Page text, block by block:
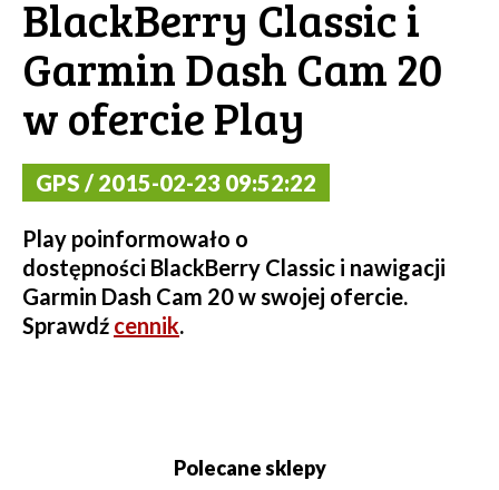
BlackBerry Classic i
Garmin Dash Cam 20
w ofercie Play
GPS / 2015-02-23 09:52:22
Play poinformowało o
dostępności BlackBerry Classic i nawigacji
Garmin Dash Cam 20 w swojej ofercie.
Sprawdź cennik.
Polecane sklepy